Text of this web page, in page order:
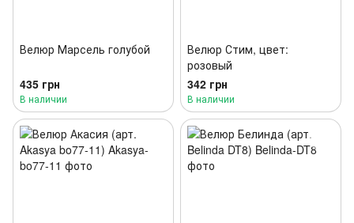
Велюр Марсель голубой
435 грн
В наличии
Велюр Стим, цвет:
розовый
342 грн
В наличии